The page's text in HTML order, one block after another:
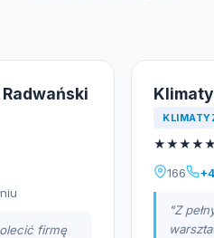
firmę
★★★★★
166
"Z